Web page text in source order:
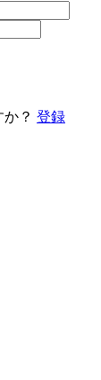
？ 登録